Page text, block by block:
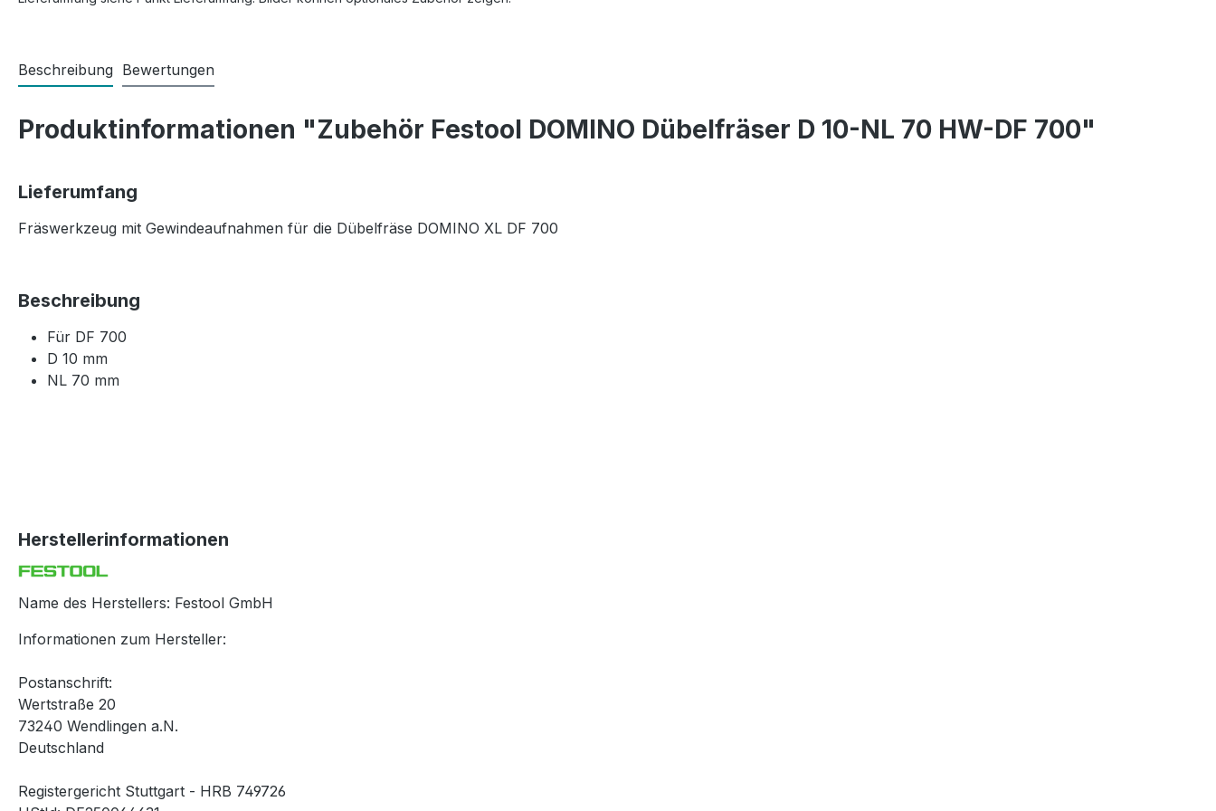
Beschreibung Bewertungen
Produktinformationen "Zubehör Festool DOMINO Dübelfräser D 10-NL 70 HW-DF 700"
Lieferumfang
Fräswerkzeug mit Gewindeaufnahmen für die Dübelfräse DOMINO XL DF 700
Beschreibung
Für DF 700
D 10 mm
NL 70 mm
Herstellerinformationen
Name des Herstellers: Festool GmbH
Informationen zum Hersteller:
Postanschrift:
Wertstraße 20
73240 Wendlingen a.N.
Deutschland
Registergericht Stuttgart - HRB 749726